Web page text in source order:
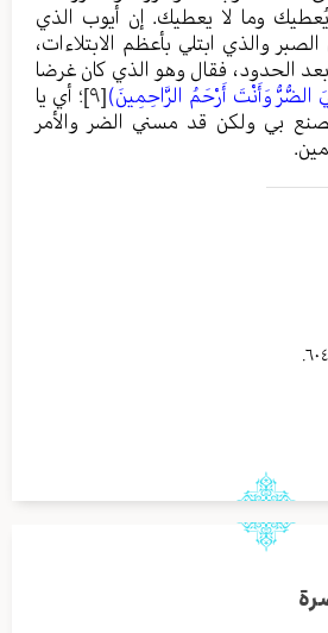
يُعطيك وما لا يعطيك. إن أيوب الذي
والذي ابتلي بأعظم الابتلاءات،
الحدود، فقال وهو الذي كان غرضا
الضُّرُّ وَأَنْتَ أَرْحَمُ الرَّاحِمِينَ)[٩]
؛ أي يا
بي ولكن قد مسني الضر والأمر